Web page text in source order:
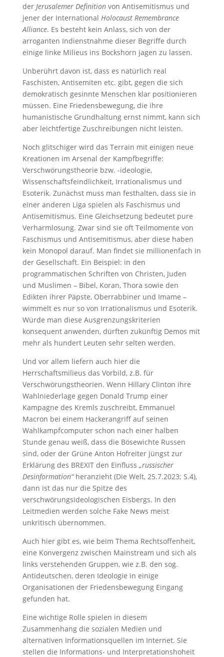
der Jerusalemer Definitionvon Antisemitismus und
jener der International Holocaust Remembrance
Alliance. Es besteht kein Anlass, sich von der
arroganten Indienstnahme dieser Begriffe durch
einige linke Milieus ins Bockshorn jagen zu lassen.
Unberührt davon ist, dass es natürlich real
Faschisten, Antisemiten etc. gibt, gegen die sich
demokratisch gesinnte Menschen klar positionieren
müssen. Eine Friedensbewegung, die ihre
humanistische Grundhaltung ernst nimmt, kann sich
aber leichtfertige Zuschreibungen nicht leisten.
Noch glitschiger wird das Terrain mit einigen neue
Kreationen im Arsenal der Kampfbegriffe:
Verschwörungstheorie bzw. -ideologie,
Wissenschaftsfeindlichkeit, Irrationalismus und
Esoterik. Zunächst muss man festhalten, dass sie in
einer anderen Liga spielen als Faschismus und
Antisemitismus. Eine Gleichsetzung bedeutet pure
Verharmlosung. Zwar sind sie oft Teilmomente von
Faschismus und Antisemitismus, aber diese haben
kein Monopol darauf. Man findet sie millionenfach in
der Gesellschaft. Ein Beispiel: in den
programmatischen Schriften von Christen, Juden
und Muslimen – Bibel, Koran, Thora sowie den
Edikten ihrer Päpste, Oberrabbiner und Imame –
wimmelt es nur so von Irrationalismus und Esoterik.
Würde man diese Ausgrenzungskriterien
konsequent anwenden, dürften zukünftig Demos mit
mehr als hundert Leuten sehr selten werden.
Und vor allem liefern auch hier die
Herrschaftsmilieus das Vorbild, z.B. für
Verschwörungstheorien. Wenn Hillary Clinton ihre
Wahlniederlage gegen Donald Trump einer
Kampagne des Kremls zuschreibt, Emmanuel
Macron bei einem Hackerangriff auf seinen
Wahlkampfcomputer schon nach einer halben
Stunde genau weiß, dass die Bösewichte Russen
sind, oder der Grüne Anton Hofreiter jüngst zur
Erklärung des BREXIT den Einfluss „russischer
Desinformation“heranzieht (Die Welt, 25.7.2023; S.4),
dann ist das nur die Spitze des
verschwörungsideologischen Eisbergs. In den
Leitmedien werden solche Fake News meist
unkritisch übernommen.
Auch hier gibt es, wie beim Thema Rechtsoffenheit,
eine Konvergenz zwischen Mainstream und sich als
links verstehenden Gruppen, wie z.B. den sog.
Antideutschen, deren Ideologie in einige
Organisationen der Friedensbewegung Eingang
gefunden hat.
Eine wichtige Rolle spielen in diesem
Zusammenhang die sozialen Medien und
alternativen Informationsquellen im Internet. Sie
stellen die Informations- und Interpretationshoheit